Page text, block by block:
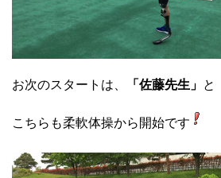
お次のスタートは、 「佐藤先生」 と
こちらも柔軟体操から開始です